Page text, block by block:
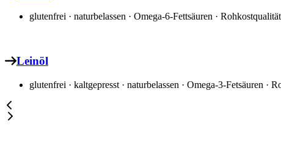
glutenfrei · naturbelassen · Omega-6-Fettsäuren ·
Leinöl
glutenfrei · kaltgepresst · naturbelassen · Omega-3-Fetsäuren ·